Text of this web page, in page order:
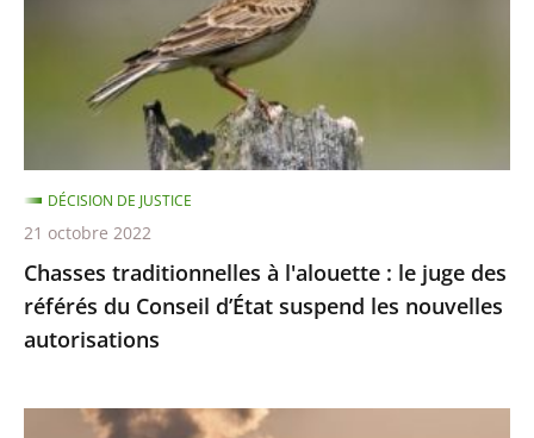
du
Conseil
d’État
suspend
les
nouvelles
Chasses traditionnelles à l'alouette : le juge des
référés du Conseil d’État suspend les nouvelles
autorisations
DÉCISION DE JUSTICE
21 octobre 2022
Pollution